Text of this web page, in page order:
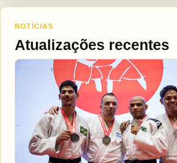
NOTÍCIAS
Atualizações recentes